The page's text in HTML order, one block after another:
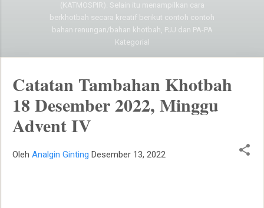
(KATMOSPIR). Selain itu menampilkan cara
berkhotbah secara kreatif berikut contoh contoh
bahan renungan/bahan khotbah, PJJ dan PA-PA
Kategorial
Catatan Tambahan Khotbah
18 Desember 2022, Minggu
Advent IV
Oleh Analgin Ginting Desember 13, 2022